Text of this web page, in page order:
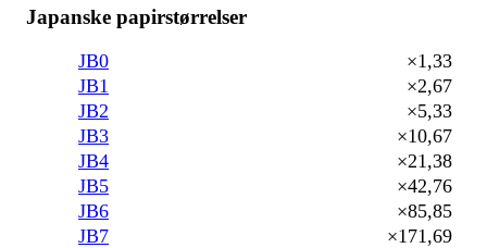
Japanske papirstørrelser
JB0
×1,33
JB1
×2,67
JB2
×5,33
JB3
×10,67
JB4
×21,38
JB5
×42,76
JB6
×85,85
JB7
×171,69